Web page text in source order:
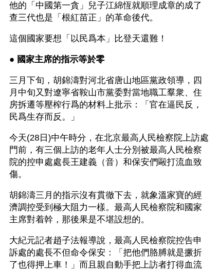
他的「中國第一貪」兒子江綿恆就順理成章的成了
查三代也是「根紅苗正」的革命後代。
這個國家要想「以民爲本」比登天還難！
● 國家主席的指示等於零
三月下旬，胡錦濤對河北省唐山地區黨政領導，四
月中旬又對遼寧省鞍山市黨委對當地職工羣衆、住
房拆遷等壓榨行爲的材料上批示：「官在逼民反，
民爲生存而反。」
今天(28日)中午時分，在北京最高人民檢察院上訪處
門前，有三個上訪的老年人士分別被最高人民檢察
院的控申處處長王建義（音）和保安們毆打流血致
傷。
胡錦濤三月的指示沒有貫徹下去，就象溫家寶的經
濟調控受到極大阻力一樣。最高人民檢察院和國家
主席對着幹，那後果是不堪設想的。
大紀元記者趙子法報導說，最高人民檢察院控告申
訴處的處長不但命令保安：「把他們胳膊就是撅折
了也得押上車！」而且親自動手把上訪者打得血流